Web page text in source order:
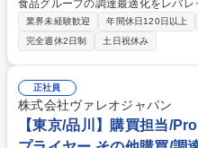
食品グループの調達最適化をレバ
ジションです。 【具体的には】■原料資材調達を軸としたサプライチェー
ン戦略の立案 ■国内外グループにお
社・異業種とのアライアンスによ
ヤー戦略の立案･実行 ■エリア別調
れたグループ横断的な調達戦略の企
協働戦略の企画･推進 ■調達コストの
職種 ■【サプライチェーン調達戦
化
業界未経験歓迎 年間休日120日以上
完全週休2日制
土日祝休み
正社員
株式会社ヴァレオジャパン
【東京/品川】購買担当/